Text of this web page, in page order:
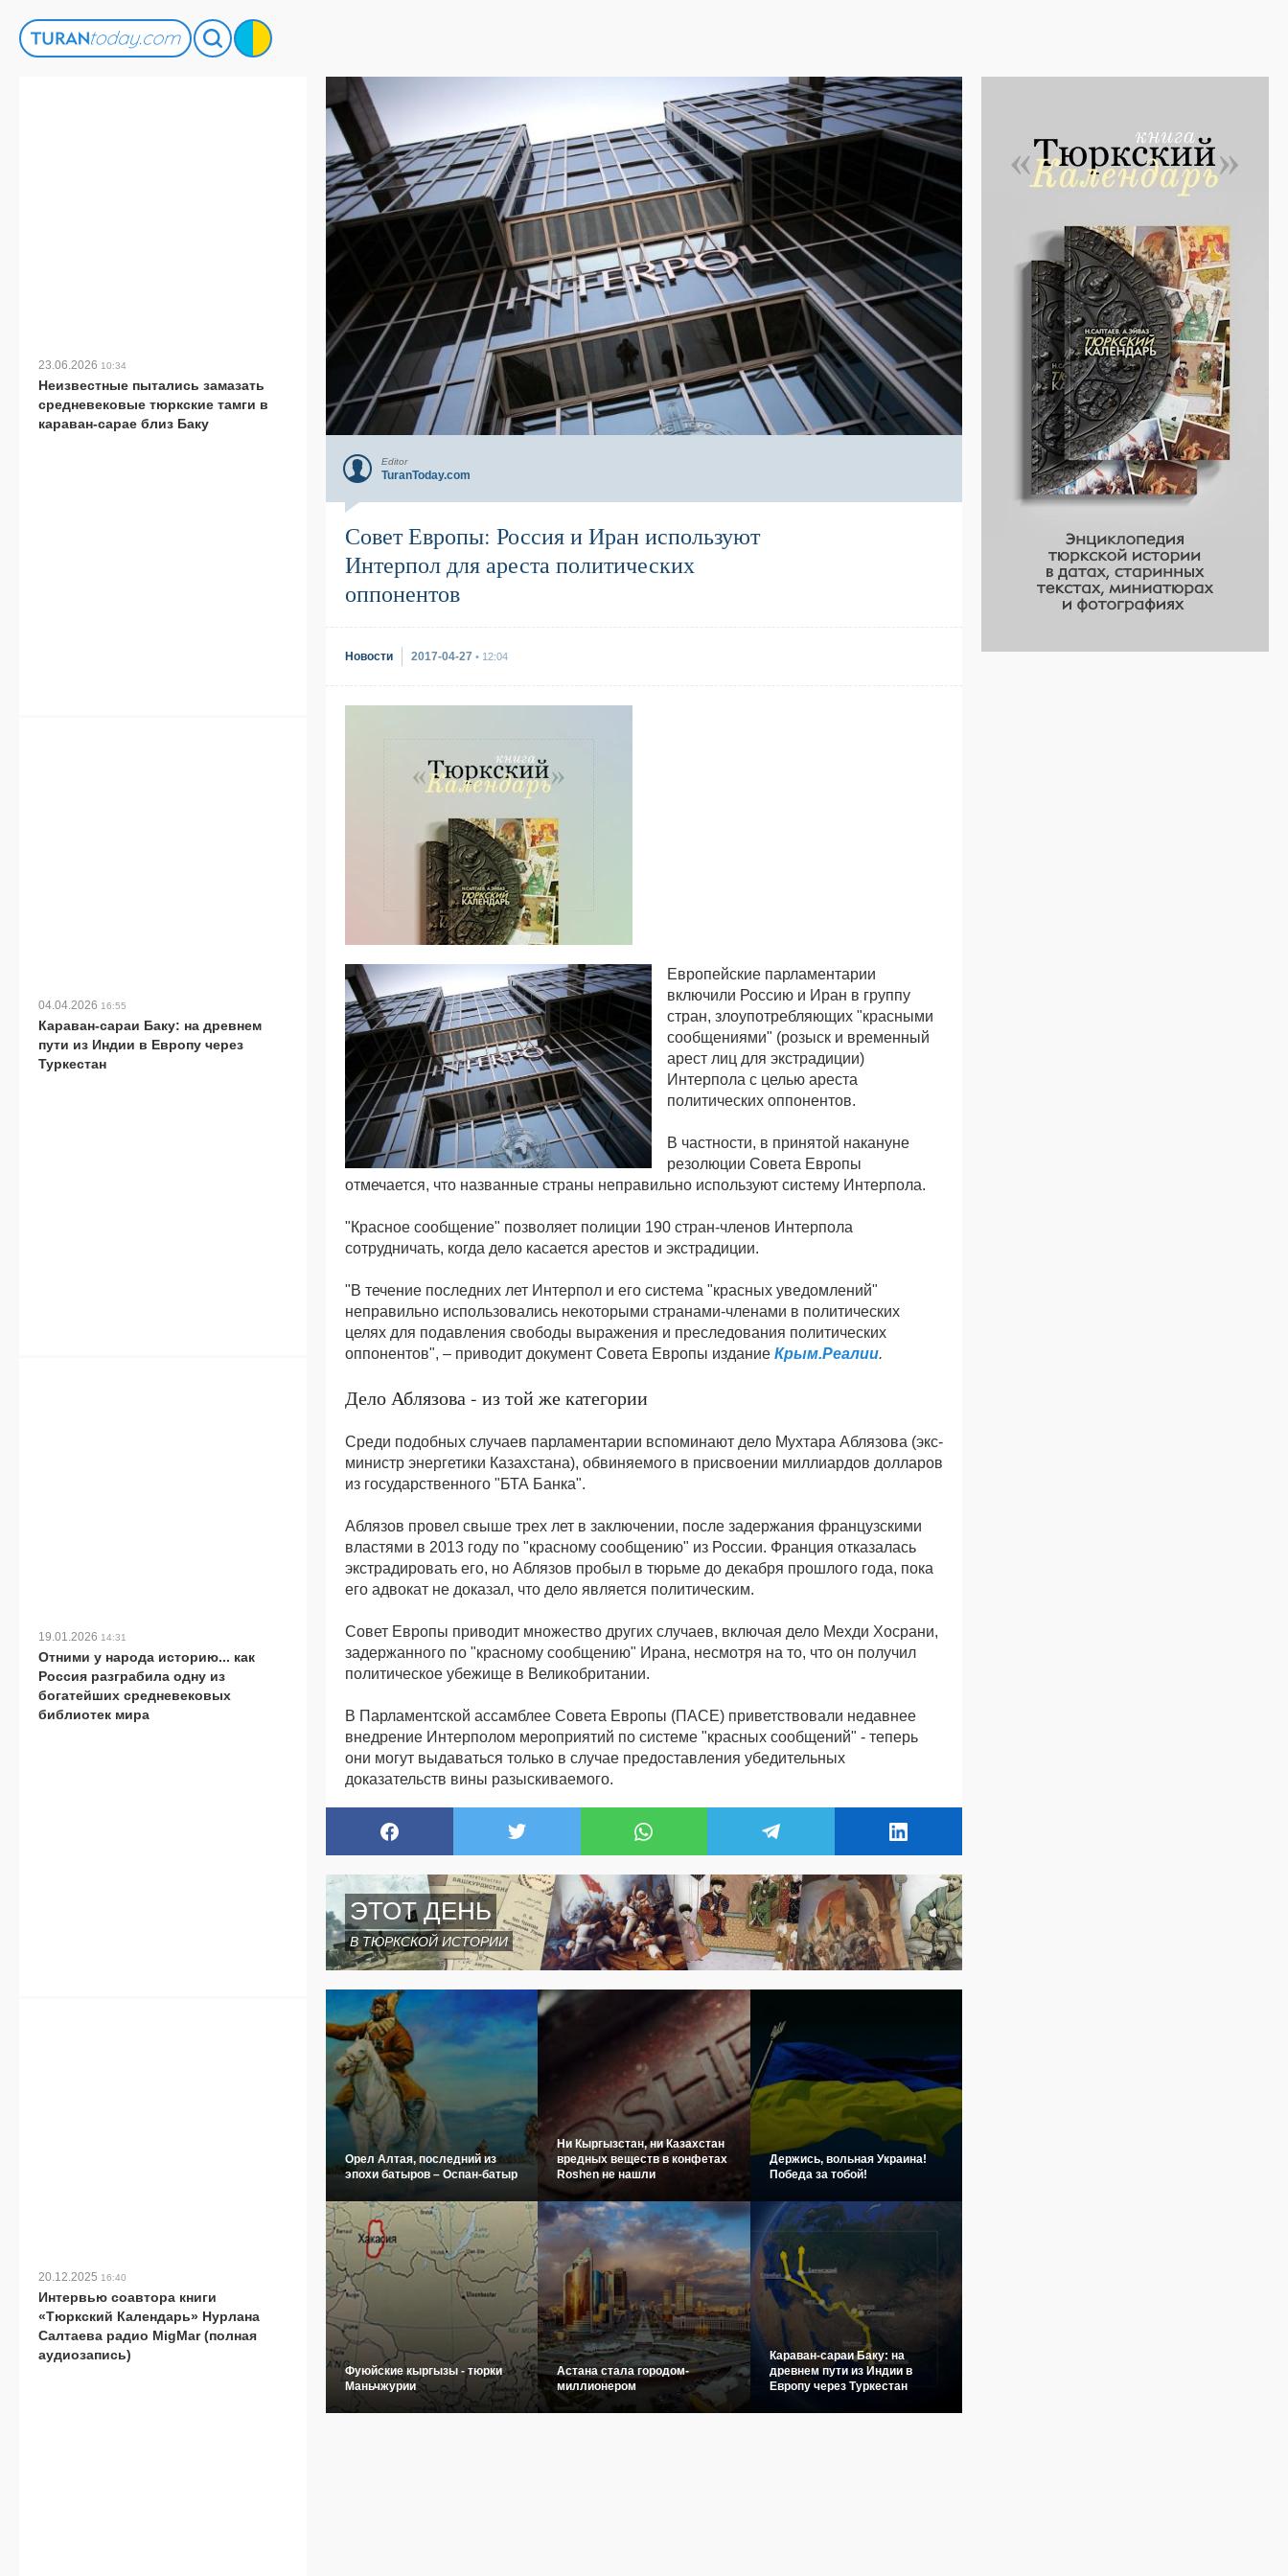
Editor
TuranToday.com
Совет Европы: Россия и Иран используют
Интерпол для ареста политических
оппонентов
Новости 2017-04-27 • 12:04
Европейские парламентарии
включили Россию и Иран в группу
стран, злоупотребляющих "красными
сообщениями" (розыск и временный
арест лиц для экстрадиции)
Интерпола с целью ареста
политических оппонентов.
В частности, в принятой накануне
резолюции Совета Европы
отмечается, что названные страны неправильно используют систему Интерпола.
"Красное сообщение" позволяет полиции 190 стран-членов Интерпола
сотрудничать, когда дело касается арестов и экстрадиции.
"В течение последних лет Интерпол и его система "красных уведомлений"
неправильно использовались некоторыми странами-членами в политических
целях для подавления свободы выражения и преследования политических
оппонентов", – приводит документ Совета Европы издание Крым.Реалии.
Дело Аблязова - из той же категории
Среди подобных случаев парламентарии вспоминают дело Мухтара Аблязова (экс-
министр энергетики Казахстана), обвиняемого в присвоении миллиардов долларов
из государственного "БТА Банка".
Аблязов провел свыше трех лет в заключении, после задержания французскими
властями в 2013 году по "красному сообщению" из России. Франция отказалась
экстрадировать его, но Аблязов пробыл в тюрьме до декабря прошлого года, пока
его адвокат не доказал, что дело является политическим.
Совет Европы приводит множество других случаев, включая дело Мехди Хосрани,
задержанного по "красному сообщению" Ирана, несмотря на то, что он получил
политическое убежище в Великобритании.
В Парламентской ассамблее Совета Европы (ПАСЕ) приветствовали недавнее
внедрение Интерполом мероприятий по системе "красных сообщений" - теперь
они могут выдаваться только в случае предоставления убедительных
доказательств вины разыскиваемого.
ЭТОТ ДЕНЬ
В ТЮРКСКОЙ ИСТОРИИ
Орел Алтая, последний из
эпохи батыров – Оспан-батыр
Ни Кыргызстан, ни Казахстан
вредных веществ в конфетах
Roshen не нашли
Держись, вольная Украина!
Победа за тобой!
Фуюйские кыргызы - тюрки
Маньчжурии
Астана стала городом-
миллионером
Караван-сараи Баку: на
древнем пути из Индии в
Европу через Туркестан
23.06.2026 10:34
Неизвестные пытались замазать
средневековые тюркские тамги в
караван-сарае близ Баку
04.04.2026 16:55
Караван-сараи Баку: на древнем
пути из Индии в Европу через
Туркестан
19.01.2026 14:31
Отними у народа историю... как
Россия разграбила одну из
богатейших средневековых
библиотек мира
20.12.2025 16:40
Интервью соавтора книги
«Тюркский Календарь» Нурлана
Салтаева радио MigMar (полная
аудиозапись)